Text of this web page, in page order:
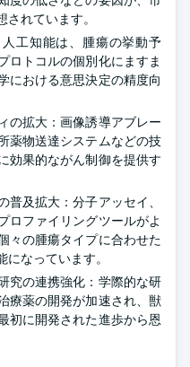
れています。
工知能は、腫瘍の挙動予
ロトコルの個別化にますま
における意思決定の精度向
の拡大：画像誘導アブレー
薬物送達システムなどの技
効果的ながん制御を提供す
及拡大：分子アッセイ、
ロファイリングツールがよ
々の腫瘍タイプに合わせた
なっています。
究の連携強化：学際的な研
療薬の開発が加速され、獣
初に開発された進歩から恩